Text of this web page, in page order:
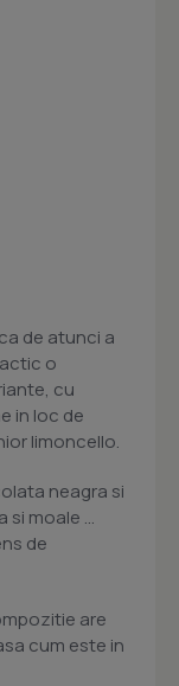
de atunci a
o
cu
in loc de
limoncello.
neagra si
moale ...
de
are
cum este in